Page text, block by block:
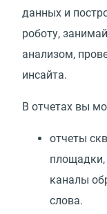
данных и
роботу,
анализом,
инсайта.
В отчетах вы
отчеты
площадки,
каналы
слова.